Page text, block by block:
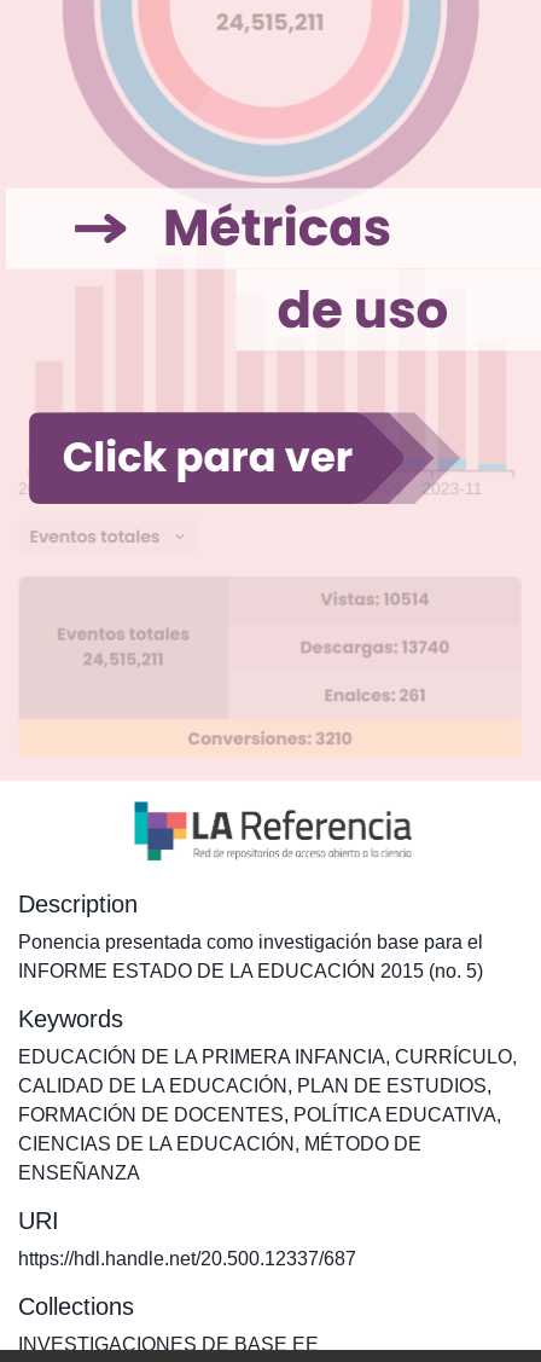
Description
Ponencia presentada como investigación base para el
INFORME ESTADO DE LA EDUCACIÓN 2015 (no. 5)
Keywords
EDUCACIÓN DE LA PRIMERA INFANCIA, CURRÍCULO,
CALIDAD DE LA EDUCACIÓN , PLAN DE ESTUDIOS,
FORMACIÓN DE DOCENTES, POLÍTICA EDUCATIVA,
CIENCIAS DE LA EDUCACIÓN , MÉTODO DE
ENSEÑANZA
URI
https://hdl.handle.net/20.500.12337/687
Collections
INVESTIGACIONES DE BASE EE